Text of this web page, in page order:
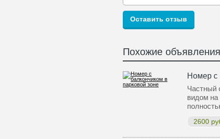
Похожие объявления
Номер с
Частный
видом на
2600